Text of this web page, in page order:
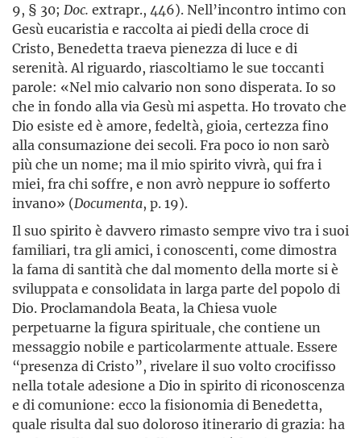
9, § 30; Doc. extrapr., 446). Nell’incontro intimo con
Gesù eucaristia e raccolta ai piedi della croce di
Cristo, Benedetta traeva pienezza di luce e di
serenità. Al riguardo, riascoltiamo le sue toccanti
parole: «Nel mio calvario non sono disperata. Io so
che in fondo alla via Gesù mi aspetta. Ho trovato che
Dio esiste ed è amore, fedeltà, gioia, certezza fino
alla consumazione dei secoli. Fra poco io non sarò
più che un nome; ma il mio spirito vivrà, qui fra i
miei, fra chi soffre, e non avrò neppure io sofferto
invano» (Documenta, p. 19).
Il suo spirito è davvero rimasto sempre vivo tra i suoi
familiari, tra gli amici, i conoscenti, come dimostra
la fama di santità che dal momento della morte si è
sviluppata e consolidata in larga parte del popolo di
Dio. Proclamandola Beata, la Chiesa vuole
perpetuarne la figura spirituale, che contiene un
messaggio nobile e particolarmente attuale. Essere
“presenza di Cristo”, rivelare il suo volto crocifisso
nella totale adesione a Dio in spirito di riconoscenza
e di comunione: ecco la fisionomia di Benedetta,
quale risulta dal suo doloroso itinerario di grazia: ha